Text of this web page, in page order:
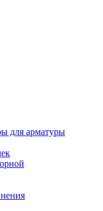
для арматуры